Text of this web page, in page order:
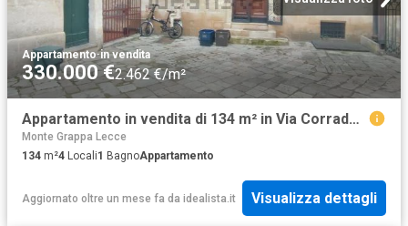
Appartamento·in vendita
330.000 €2.462 €/m²
Appartamento in vendita di 134 m² in Via Corrado Capece, 9
Monte Grappa Lecce
134 m²4 Locali1 BagnoAppartamento
Aggiornato oltre un mese fa da idealista.it Visualizza dettagli